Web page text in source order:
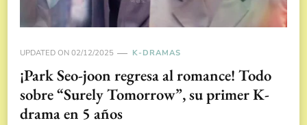
UPDATED ON 02/12/2025 K-DRAMAS
¡Park Seo-joon regresa al romance! Todo
sobre “Surely Tomorrow”, su primer K-
drama en 5 años